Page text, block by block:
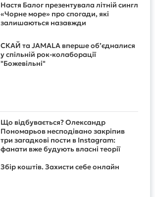
Настя Балог презентувала літній сингл
«Чорне море» про спогади, які
залишаються назавжди
СКАЙ та JAMALA вперше об’єдналися
у спільній рок-колаборації
"Божевільні"
Що відбувається? Олександр
Пономарьов несподівано закріпив
три загадкові пости в Instagram:
фанати вже будують власні теорії
Збір коштів. Захисти себе онлайн